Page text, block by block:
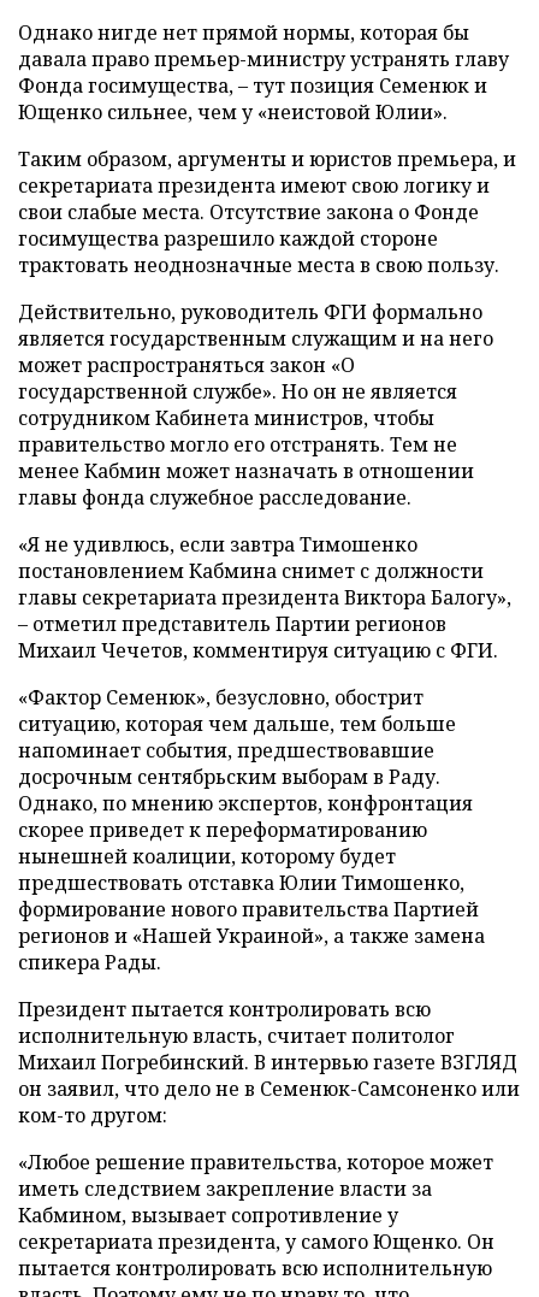
Однако нигде нет прямой нормы, которая бы
давала право премьер-министру устранять главу
Фонда госимущества, – тут позиция Семенюк и
Ющенко сильнее, чем у «неистовой Юлии».
Таким образом, аргументы и юристов премьера, и
секретариата президента имеют свою логику и
свои слабые места. Отсутствие закона о Фонде
госимущества разрешило каждой стороне
трактовать неоднозначные места в свою пользу.
Действительно, руководитель ФГИ формально
является государственным служащим и на него
может распространяться закон «О
государственной службе». Но он не является
сотрудником Кабинета министров, чтобы
правительство могло его отстранять. Тем не
менее Кабмин может назначать в отношении
главы фонда служебное расследование.
«Я не удивлюсь, если завтра Тимошенко
постановлением Кабмина снимет с должности
главы секретариата президента Виктора Балогу»,
– отметил представитель Партии регионов
Михаил Чечетов, комментируя ситуацию с ФГИ.
«Фактор Семенюк», безусловно, обострит
ситуацию, которая чем дальше, тем больше
напоминает события, предшествовавшие
досрочным сентябрьским выборам в Раду.
Однако, по мнению экспертов, конфронтация
скорее приведет к переформатированию
нынешней коалиции, которому будет
предшествовать отставка Юлии Тимошенко,
формирование нового правительства Партией
регионов и «Нашей Украиной», а также замена
спикера Рады.
Президент пытается контролировать всю
исполнительную власть, считает политолог
Михаил Погребинский. В интервью газете ВЗГЛЯД
он заявил, что дело не в Семенюк-Самсоненко или
ком-то другом:
«Любое решение правительства, которое может
иметь следствием закрепление власти за
Кабмином, вызывает сопротивление у
секретариата президента, у самого Ющенко. Он
пытается контролировать всю исполнительную